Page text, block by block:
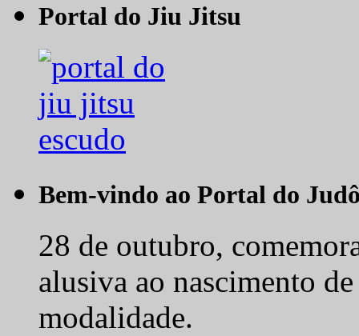
Portal do Jiu Jitsu
Bem-vindo ao Portal do
28 de outubro,
alusiva ao nascimento
modalidade.